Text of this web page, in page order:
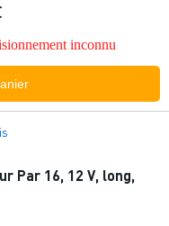
inconnu
Par 16, 12 V, long,